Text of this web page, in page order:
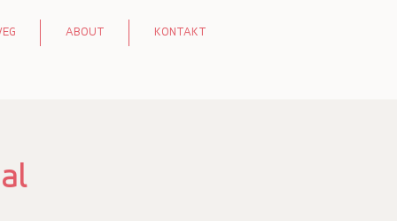
ABOUT KONTAKT